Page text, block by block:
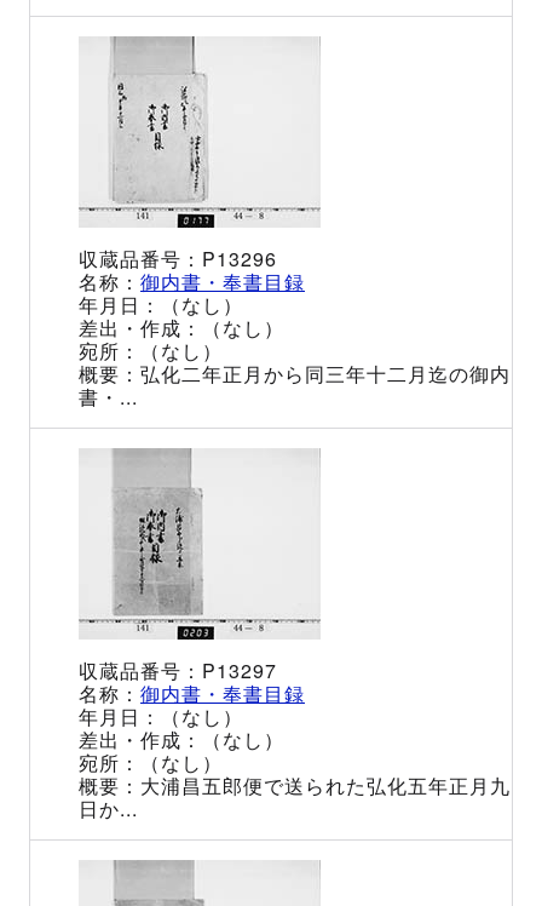
P13296
御内書・奉書目録
（なし）
（なし）
（なし）
弘化二年正月から同三年十二月迄の御内
書・...
P13297
御内書・奉書目録
（なし）
（なし）
（なし）
大浦昌五郎便で送られた弘化五年正月九
日か...